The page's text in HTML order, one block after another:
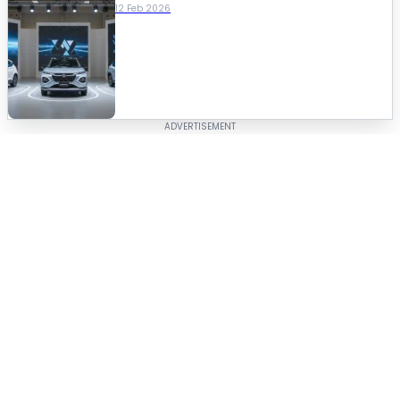
12 Feb 2026